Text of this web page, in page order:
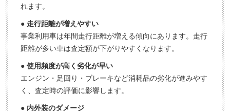
れます。
● 走行距離が増えやすい
事業利用車は年間走行距離が増える傾向にあります。走行
距離が多い車は査定額が下がりやすくなります。
● 使用頻度が高く劣化が早い
エンジン・足回り・ブレーキなど消耗品の劣化が進みやす
く、査定時の評価に影響します。
● 内外装のダメージ